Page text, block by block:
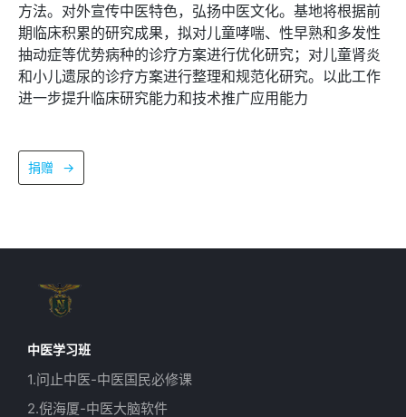
方法。对外宣传中医特色，弘扬中医文化。基地将根据前
期临床积累的研究成果，拟对儿童哮喘、性早熟和多发性
抽动症等优势病种的诊疗方案进行优化研究；对儿童肾炎
和小儿遗尿的诊疗方案进行整理和规范化研究。以此工作
进一步提升临床研究能力和技术推广应用能力
捐赠 →
中医学习班
1.问止中医-中医国民必修课
2.倪海厦-中医大脑软件